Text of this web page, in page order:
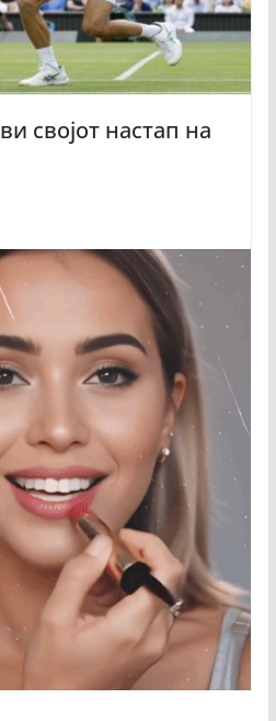
својот настап на